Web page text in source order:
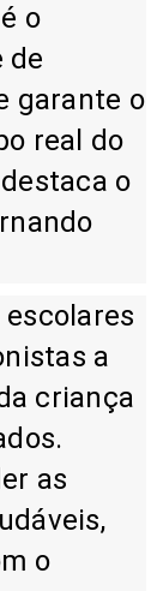
o
de
garante o
real do
o
a
criança
as
o